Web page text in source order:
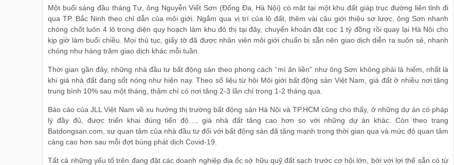
Một buổi sáng đầu tháng Tư, ông Nguyễn Viết Sơn (Đống Đa, Hà Nội) có mặt tại một khu đất giáp trục đường liên tỉnh đi
qua TP. Bắc Ninh theo chỉ dẫn của môi giới. Ngắm qua vị trí của lô đất, thêm vài câu giới thiệu sơ lược, ông Sơn nhanh
chóng chốt luôn 4 lô trong diện quy hoạch làm khu đô thị tại đây, chuyển khoản đặt cọc 1 tỷ đồng rồi quay lại Hà Nội cho
kịp giờ làm buổi chiều. Mọi thủ tục, giấy tờ đã được nhân viên môi giới chuẩn bị sẵn nên giao dịch diễn ra suôn sẻ, nhanh
chóng như hàng trăm giao dịch khác mỗi tuần.
Thời gian gần đây, những nhà đầu tư bất động sản theo phong cách “mì ăn liền” như ông Sơn không phải là hiếm, nhất là
khi giá nhà đất đang sốt nóng như hiện nay. Theo số liệu từ hội Môi giới bất động sản Việt Nam, giá đất ở nhiều nơi tăng
trung bình 10% sau một tháng, thậm chí có nơi tăng 2-3 lần chỉ trong 1-2 tháng qua.
Báo cáo của JLL Việt Nam về xu hướng thị trường bất động sản Hà Nội và TP.HCM cũng cho thấy, ở những dự án có pháp
lý đầy đủ, được triển khai đúng tiến độ…, giá nhà đất tăng cao hơn so với những dự án khác. Còn theo trang
Batdongsan.com, sự quan tâm của nhà đầu tư đối với bất động sản đã tăng mạnh trong thời gian qua và mức độ quan tâm
càng cao hơn sau mỗi đợt bùng phát dịch Covid-19.
Tất cả những yếu tố trên đang đặt các doanh nghiệp địa ốc sở hữu quỹ đất sạch trước cơ hội lớn, bởi với lợi thế sẵn có từ